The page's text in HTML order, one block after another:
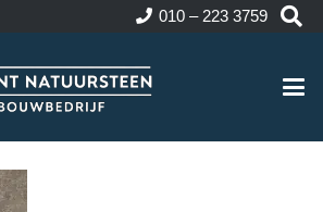
010 – 223 3759